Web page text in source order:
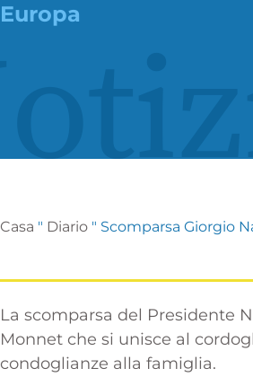
Europa
Casa " Diario " Scomparsa Giorgio
La scomparsa del Presidente
Monnet che si unisce al
condoglianze alla famiglia.